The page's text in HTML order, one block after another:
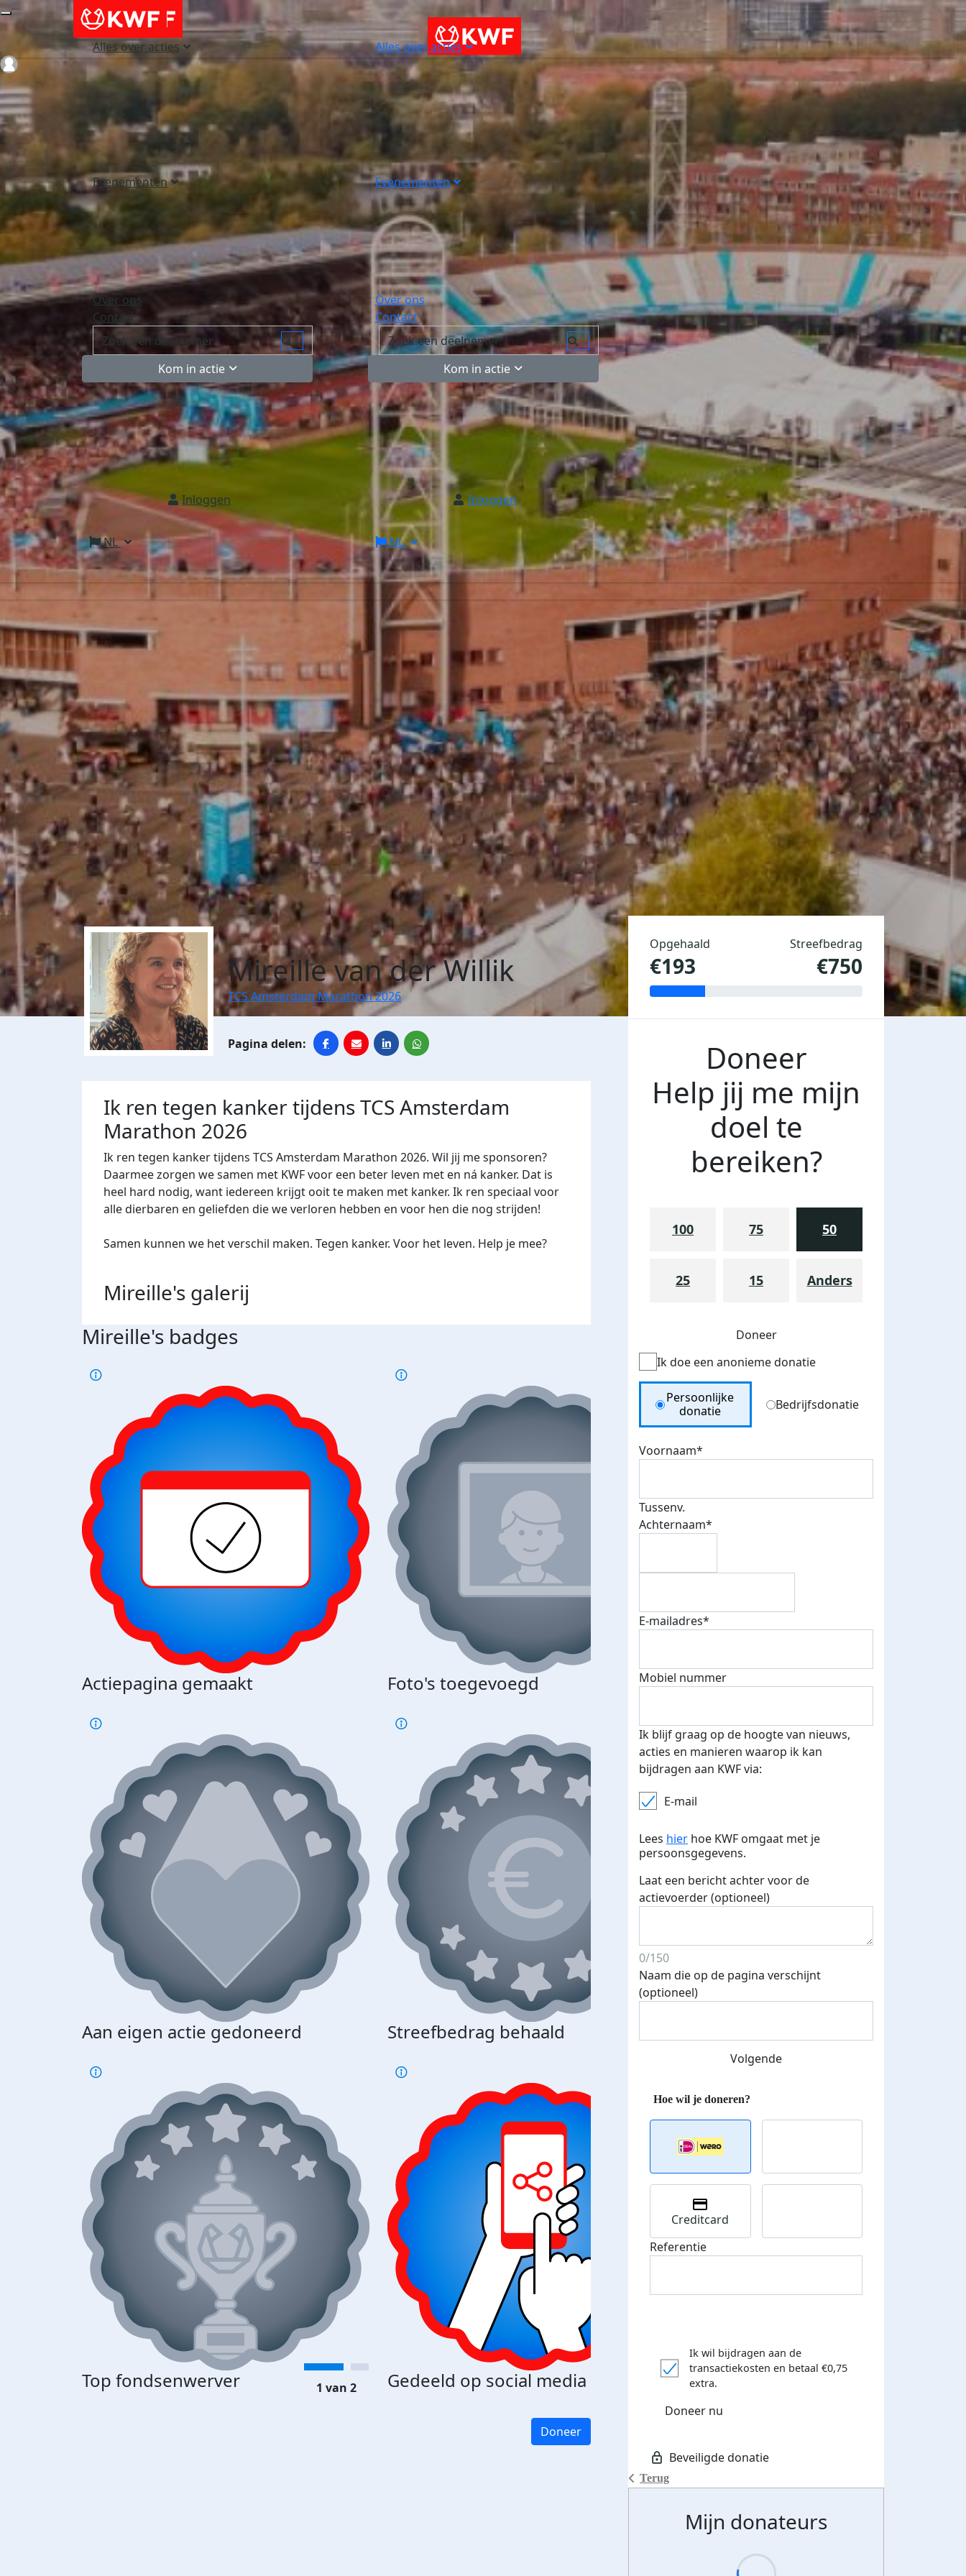
Alles over acties
Evenementen
Over ons
Contact
Kom in actie
Inloggen
NL
Alles over acties
Evenementen
Over ons
Contact
Kom in actie
Inloggen
NL
Login
Mireille van der Willik
TCS Amsterdam Marathon 2026
Ik ren tegen kanker tijdens TCS Amsterdam
Marathon 2026
Ik ren tegen kanker tijdens TCS Amsterdam Marathon 2026. Wil jij me sponsoren?
Daarmee zorgen we samen met KWF voor een beter leven met en ná kanker. Dat is
heel hard nodig, want iedereen krijgt ooit te maken met kanker. Ik ren speciaal voor
alle dierbaren en geliefden die we verloren hebben en voor hen die nog strijden!
Samen kunnen we het verschil maken. Tegen kanker. Voor het leven. Help je mee?
Mireille's galerij
Mireille's badges
Actiepagina gemaakt Foto's toegevoegd E-mails verstuurd
Aan eigen actie gedoneerd Streefbedrag behaald
Top fondsenwerver Gedeeld op social media Donateurs bedankt
€500 euro opgehaald: t-shirt
1 van 2
Doneer
Opgehaald
€193
Streefbedrag
€750
Doneer
Help jij me mijn
doel te
bereiken?
100 75 50
25 15 Anders
Doneer
Ik doe een anonieme donatie
Donation Type
Persoonlijke
donatie
Bedrijfsdonatie
Voornaam*
Tussenv.
Achternaam*
E-mailadres*
Mobiel nummer
Ik blijf graag op de hoogte van nieuws,
acties en manieren waarop ik kan
bijdragen aan KWF via:
E-mail
Lees hier hoe KWF omgaat met je
persoonsgegevens.
Laat een bericht achter voor de
actievoerder (optioneel)
0/150
Naam die op de pagina verschijnt
(optioneel)
Volgende
Terug
Creditcard
Referentie
Ik wil bijdragen aan de
transactiekosten en betaal €0,75
extra.
Doneer nu
Mijn donateurs